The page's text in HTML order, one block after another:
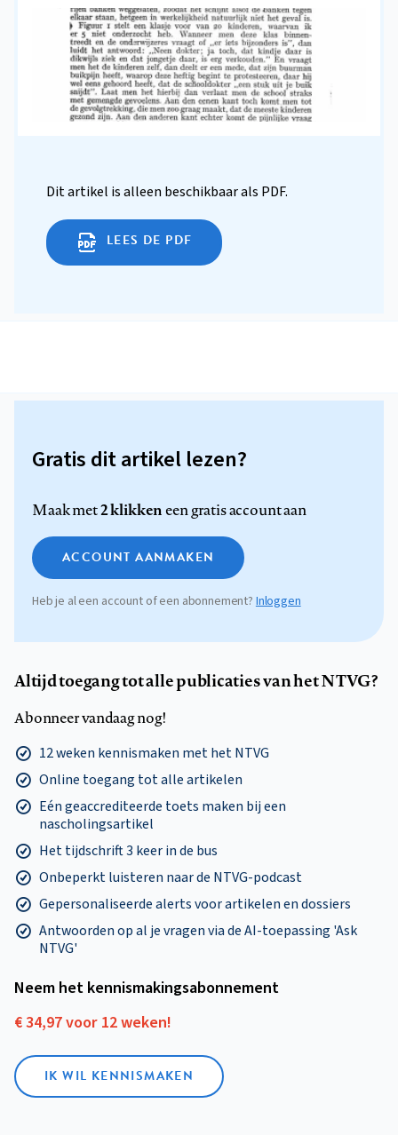
Dit artikel is alleen beschikbaar als PDF.
LEES DE PDF
Gratis dit artikel lezen?
Maak met2 klikkeneen gratis account aan
ACCOUNT AANMAKEN
Heb je al een account of een abonnement? Inloggen
Altijd toegang tot alle publicaties van het NTVG?
Abonneer vandaag nog!
12 weken kennismaken met het NTVG
Online toegang tot alle artikelen
Eén geaccrediteerde toets maken bij een
nascholingsartikel
Het tijdschrift 3 keer in de bus
Onbeperkt luisteren naar de NTVG-podcast
Gepersonaliseerde alerts voor artikelen en dossiers
Antwoorden op al je vragen via de AI-toepassing 'Ask
NTVG'
Neem het kennismakings­abonnement
€ 34,97 voor 12 weken!
IK WIL KENNISMAKEN